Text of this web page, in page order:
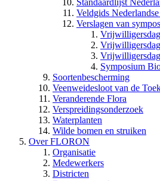
Standaardlijst
Veldgids
Verslagen van
Symposium
Soortenbescherming
Veenweidesloot van de
Veranderende Flora
Verspreidingsonderzoek
Waterplanten
Wilde bomen en struiken
Over FLORON
Organisatie
Medewerkers
Districten